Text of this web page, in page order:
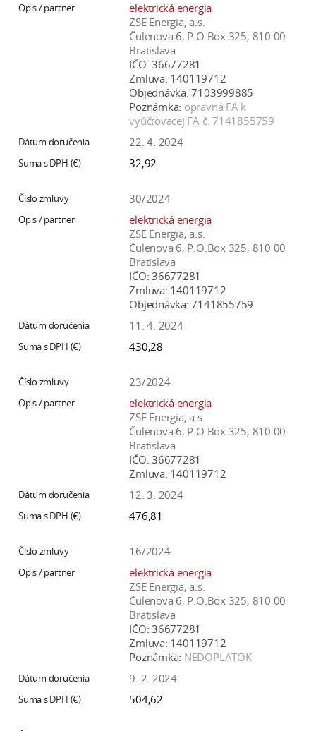
elektrická energia
ZSE Energia, a.s.
Čulenova 6, P.O.Box 325, 810 00
Bratislava
IČO: 36677281
Zmluva: 140119712
Objednávka: 7103999885
Poznámka: opravná FA k
vyúčtovacej FA č. 7141855759
22. 4. 2024
32,92
30/2024
elektrická energia
ZSE Energia, a.s.
Čulenova 6, P.O.Box 325, 810 00
Bratislava
IČO: 36677281
Zmluva: 140119712
Objednávka: 7141855759
11. 4. 2024
430,28
23/2024
elektrická energia
ZSE Energia, a.s.
Čulenova 6, P.O.Box 325, 810 00
Bratislava
IČO: 36677281
Zmluva: 140119712
12. 3. 2024
476,81
16/2024
elektrická energia
ZSE Energia, a.s.
Čulenova 6, P.O.Box 325, 810 00
Bratislava
IČO: 36677281
Zmluva: 140119712
Poznámka: NEDOPLATOK
9. 2. 2024
504,62